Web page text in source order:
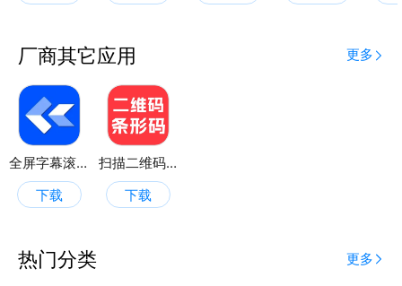
厂商其它应用 更多
全屏字幕滚动
下载
扫描二维码条形码
下载
热门分类 更多